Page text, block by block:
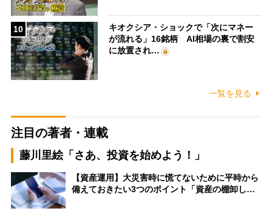
10
キオクシア・ショックで「次にマネー
が流れる」16銘柄 AI相場の裏で割安
に放置され…
一覧を見る
注目の著者・連載
藤川里絵「さあ、投資を始めよう！」
【資産運用】大災害時に慌てないために平時から
備えておきたい3つのポイント「資産の棚卸し…